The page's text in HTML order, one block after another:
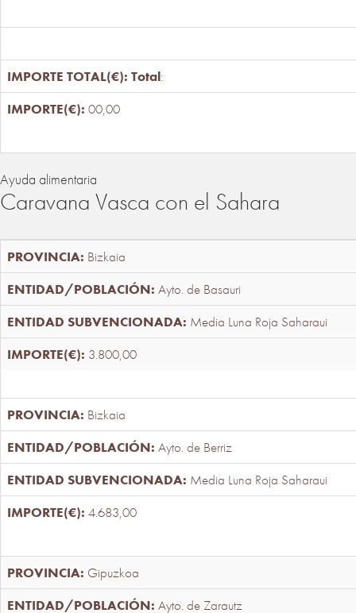
Total:
00,00
Ayuda alimentaria
Caravana Vasca con el Sahara
Bizkaia
Ayto. de Basauri
Media Luna Roja Saharaui
3.800,00
Bizkaia
Ayto. de Berriz
Media Luna Roja Saharaui
4.683,00
Gipuzkoa
Ayto. de Zarautz